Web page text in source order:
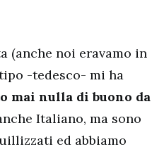
(anche noi eravamo in
-tedesco- mi ha
mai nulla di buono da
Italiano, ma sono
ed abbiamo